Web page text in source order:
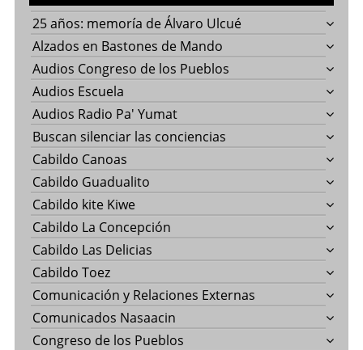
25 años: memoría de Álvaro Ulcué
Alzados en Bastones de Mando
Audios Congreso de los Pueblos
Audios Escuela
Audios Radio Pa' Yumat
Buscan silenciar las conciencias
Cabildo Canoas
Cabildo Guadualito
Cabildo kite Kiwe
Cabildo La Concepción
Cabildo Las Delicias
Cabildo Toez
Comunicación y Relaciones Externas
Comunicados Nasaacin
Congreso de los Pueblos